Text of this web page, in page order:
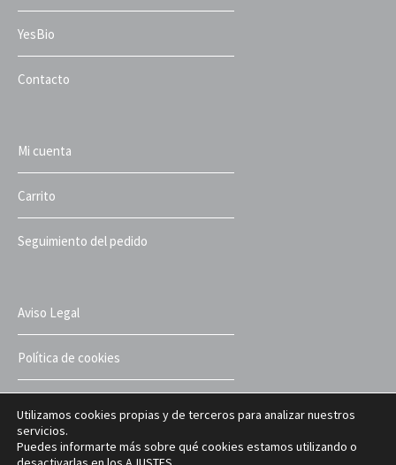
YesBio
Contacto
Mi cuenta
Carrito
Seguimiento del pedido
Aviso Legal
Política de cookies
Términos y condiciones
Utilizamos cookies propias y de terceros para analizar nuestros
servicios.
Puedes informarte más sobre qué cookies estamos utilizando o